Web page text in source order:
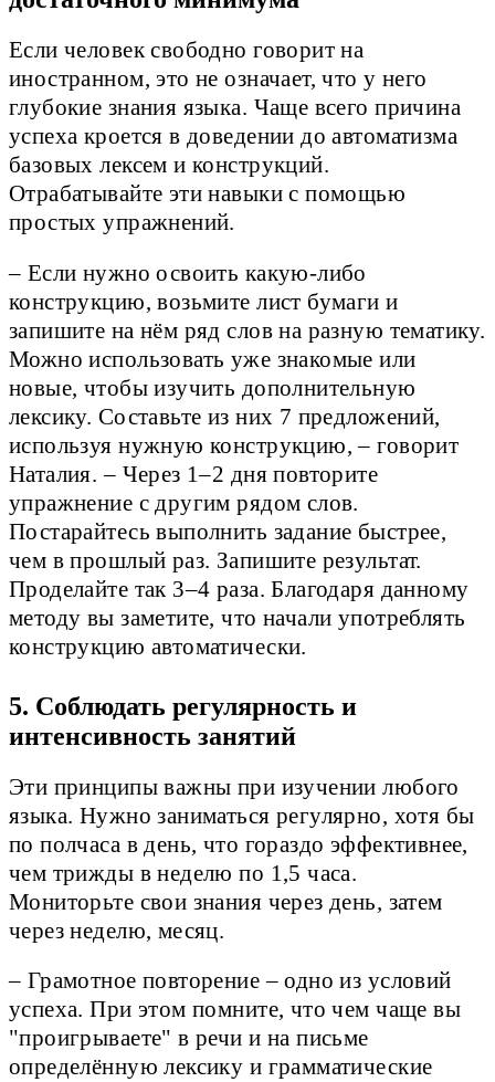
Если человек свободно говорит на
иностранном, это не означает, что у него
глубокие знания языка. Чаще всего причина
успеха кроется в доведении до автоматизма
базовых лексем и конструкций.
Отрабатывайте эти навыки с помощью
простых упражнений.
– Если нужно освоить какую-либо
конструкцию, возьмите лист бумаги и
запишите на нём ряд слов на разную тематику.
Можно использовать уже знакомые или
новые, чтобы изучить дополнительную
лексику. Составьте из них 7 предложений,
используя нужную конструкцию, – говорит
Наталия. – Через 1–2 дня повторите
упражнение с другим рядом слов.
Постарайтесь выполнить задание быстрее,
чем в прошлый раз. Запишите результат.
Проделайте так 3–4 раза. Благодаря данному
методу вы заметите, что начали употреблять
конструкцию автоматически.
5. Соблюдать регулярность и
интенсивность занятий
Эти принципы важны при изучении любого
языка. Нужно заниматься регулярно, хотя бы
по полчаса в день, что гораздо эффективнее,
чем трижды в неделю по 1,5 часа.
Мониторьте свои знания через день, затем
через неделю, месяц.
– Грамотное повторение – одно из условий
успеха. При этом помните, что чем чаще вы
"проигрываете" в речи и на письме
определённую лексику и грамматические